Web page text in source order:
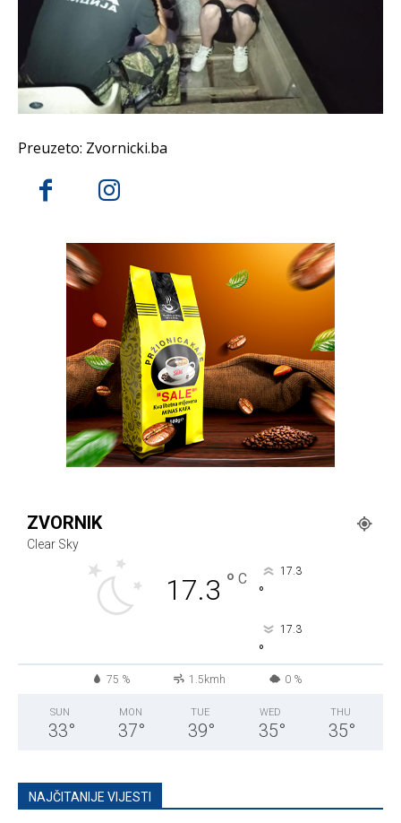
Preuzeto: Zvornicki.ba
ZVORNIK
Clear Sky
17.3 ° C 17.3
°
17.3
°
75 % 1.5kmh 0 %
SUN
33°
MON
37°
TUE
39°
WED
35°
THU
35°
NAJČITANIJE VIJESTI